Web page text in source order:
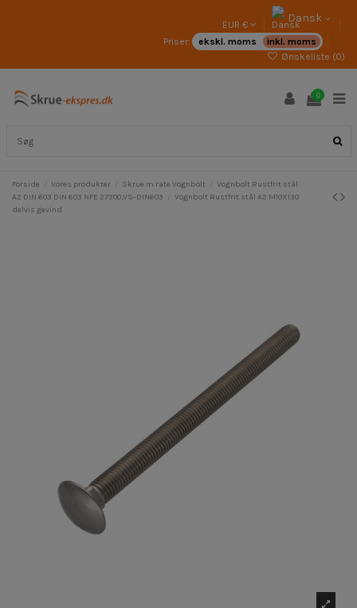
EUR € Dansk
Priser: ekskl. moms
inkl. moms
Ønskeliste (0)
0
Forside Vores produkter Skrue m rate Vognbolt
Vognbolt Rustfrit stål
A2 DIN 603 DIN 603 NFE 27300,VS-DIN603
Vognbolt Rustfrit stål A2 M10X130
delvis gevind